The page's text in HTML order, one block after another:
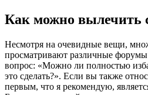
Как можно вылечить
Несмотря на очевидные вещи,
просматривают различные форумы
вопрос: «Можно ли полностью
это сделать?». Если вы также
первым, что я рекомендую,